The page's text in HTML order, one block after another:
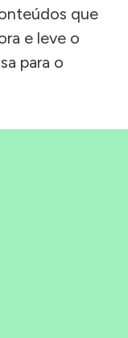
que
e leve o
para o